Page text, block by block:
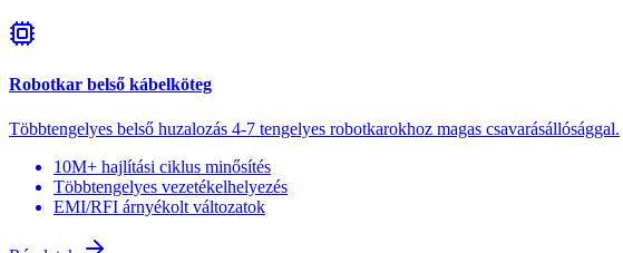
Robotkar belső kábelköteg
Többtengelyes belső huzalozás 4-7 tengelyes robotkarokhoz magas csavarásállósággal.
10M+ hajlítási ciklus minősítés
Többtengelyes vezetékelhelyezés
EMI/RFI árnyékolt változatok